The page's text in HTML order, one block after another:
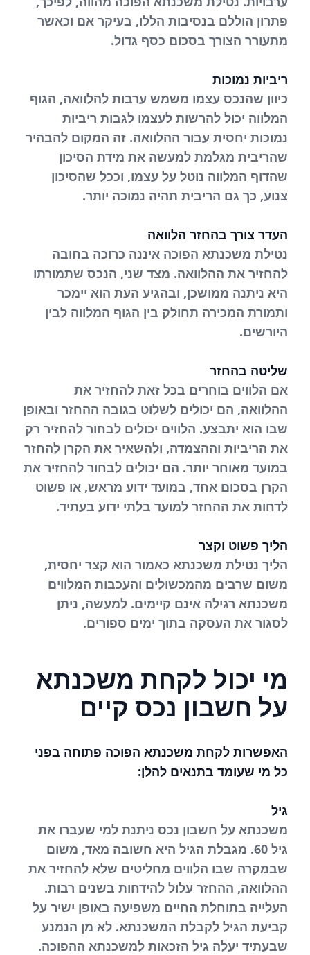
פתרון הוללם בנסיבות הללו, בעיקר אם וכאשר
מתעורר הצורך בסכום כסף גדול.
ריביות נמוכות
כיוון שהנכס עצמו משמש ערבות להלוואה, הגוף
המלווה יכול להרשות לעצמו לגבות ריביות
נמוכות יחסית עבור ההלוואה. זה המקום להבהיר
שהריבית מגלמת למעשה את מידת הסיכון
שהדוף המלווה נוטל על עצמו, וככל שהסיכון
צנוע, כך גם הריבית תהיה נמוכה יותר.
העדר צורך בהחזר הלוואה
נטילת משכנתא הפוכה איננה כרוכה בחובה
להחזיר את ההלוואה. מצד שני, הנכס שתמורתו
היא ניתנה ממושכן, ובהגיע העת הוא יימכר
ותמורת המכירה תחולק בין הגוף המלווה לבין
היורשים.
שליטה בהחזר
אם הלווים בוחרים בכל זאת להחזיר את
ההלוואה, הם יכולים לשלוט בגובה ההחזר ובאופן
שבו הוא יתבצע. הלווים יכולים לבחור להחזיר רק
את הריביות וההצמדה, ולהשאיר את הקרן להחזר
במועד מאוחר יותר. הם יכולים לבחור להחזיר את
הקרן בסכום אחד, במועד ידוע מראש, או פשוט
לדחות את ההחזר למועד בלתי ידוע בעתיד.
הליך פשוט וקצר
הליך נטילת משכנתא כאמור הוא קצר יחסית,
משום שרבים מהמכשולים והעכבות המלווים
משכנתא רגילה אינם קיימים. למעשה, ניתן
לסגור את העסקה בתוך ימים ספורים.
מי יכול לקחת משכנתא
על חשבון נכס קיים
האפשרות לקחת משכנתא הפוכה פתוחה בפני
כל מי שעומד בתנאים להלן:
גיל
משכנתא על חשבון נכס ניתנת למי שעברו את
גיל 60. מגבלת הגיל היא חשובה מאד, משום
שבמקרה שבו הלווים מחליטים שלא להחזיר את
ההלוואה, ההחזר עלול להידחות בשנים רבות.
העלייה בתוחלת החיים משפיעה באופן ישיר על
קביעת הגיל לקבלת המשכנתא. לא מן הנמנע
שבעתיד יעלה גיל הזכאות למשכנתא ההפוכה.